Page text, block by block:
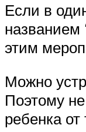
Если в
названием
этим
Можно
Поэтому
ребенка